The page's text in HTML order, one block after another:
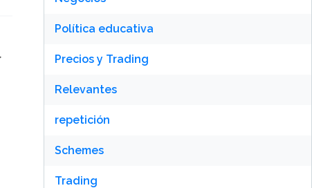
Política educativa
Precios y Trading
Relevantes
repetición
Schemes
Trading